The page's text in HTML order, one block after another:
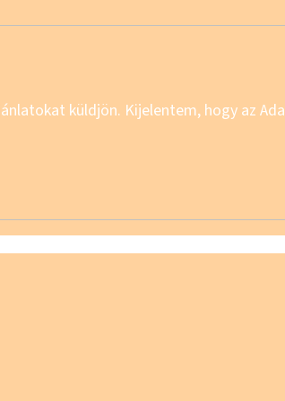
küldjön. Kijelentem, hogy az